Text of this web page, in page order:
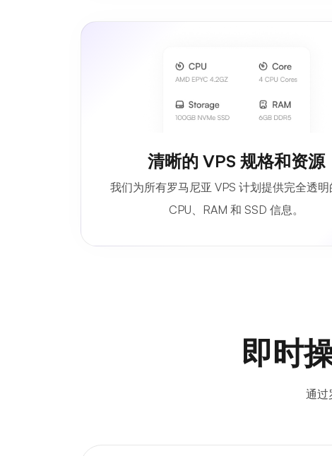
清晰的 VPS 规格和资源
我们为所有罗马尼亚 VPS 计划提供完全透明
CPU、RAM 和 SSD 信息。
即时
通过